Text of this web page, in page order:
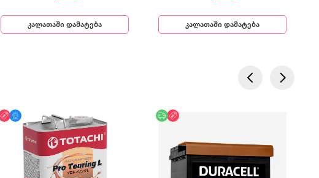
კალათაში დამატება კალათაში დამატება
ფასდაკლება
მხოლოდ ონლაინ უფასო მიწოდება